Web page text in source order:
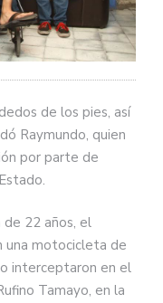
de los pies, así
Raymundo, quien
por parte de
22 años, el
una motocicleta de
interceptaron en el
Tamayo, en la